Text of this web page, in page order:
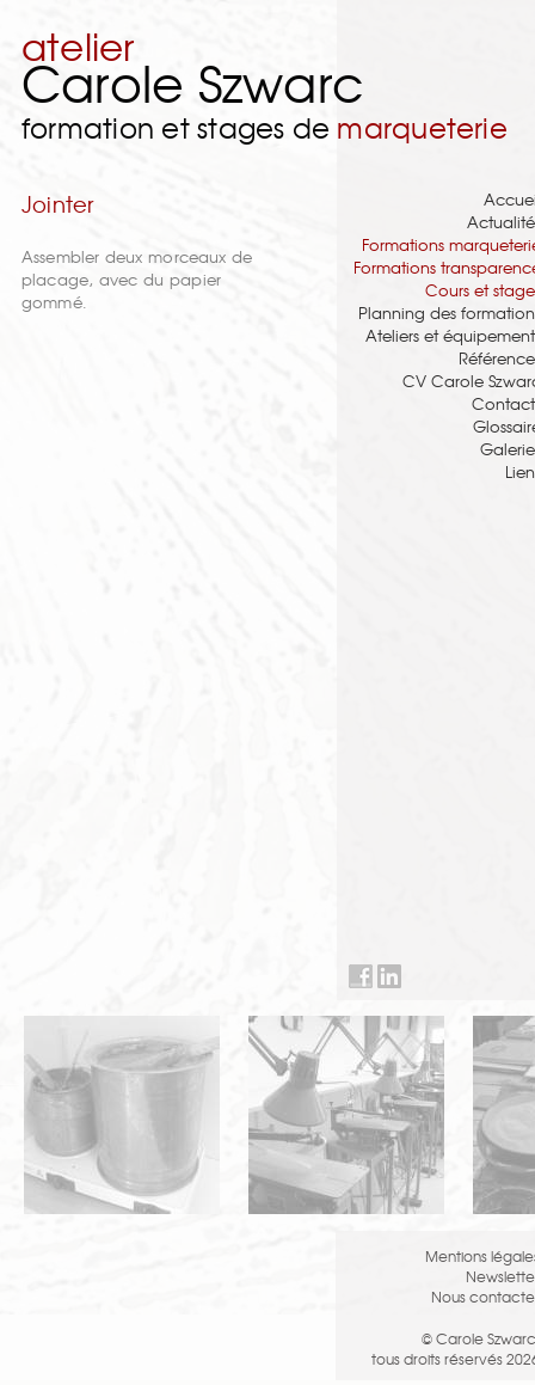
atelier
Carole Szwarc
formation et stages de marqueterie
Jointer
Assembler deux morceaux de
placage, avec du papier
gommé.
Formations
Formations
Cours et
Planning des
Ateliers et
CV Carole
Mentions
Nous
© Carole
tous droits réservés